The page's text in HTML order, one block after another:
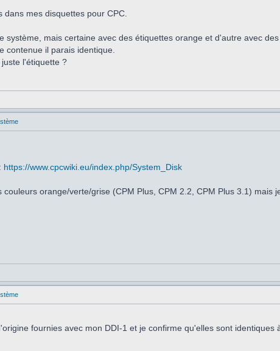
mes disquettes pour CPC.
système, mais certaine avec des étiquettes orange et d'autre avec des
contenue il parais identique.
l'étiquette ?
https://www.cpcwiki.eu/index.php/System_Disk
orange/verte/grise (CPM Plus, CPM 2.2, CPM Plus 3.1) mais
fournies avec mon DDI-1 et je confirme qu'elles sont